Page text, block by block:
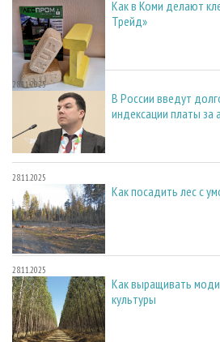
Как в Коми делают
Трейд»
28.11.2025
В России введут
индексации платы за
28.11.2025
Как посадить лес с
28.11.2025
Как выращивать
культуры